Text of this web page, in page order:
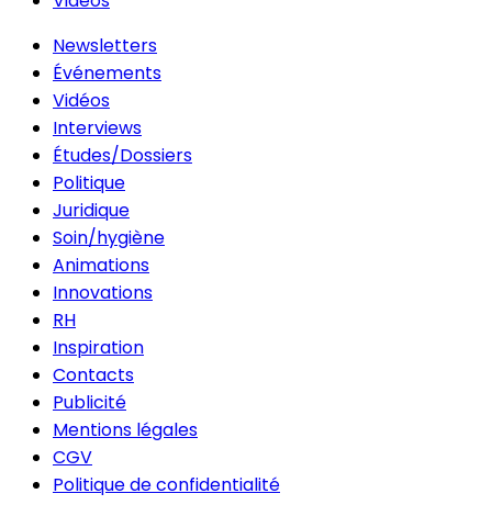
Newsletters
Événements
Vidéos
Interviews
Études/Dossiers
Politique
Juridique
Soin/hygiène
Animations
Innovations
RH
Inspiration
Contacts
Publicité
Mentions légales
CGV
Politique de confidentialité